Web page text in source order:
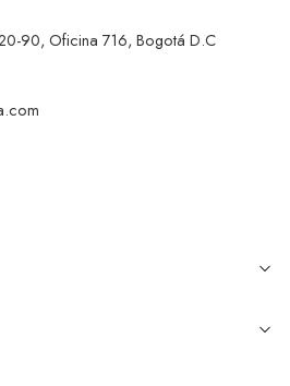
90, Oficina 716, Bogotá D.C